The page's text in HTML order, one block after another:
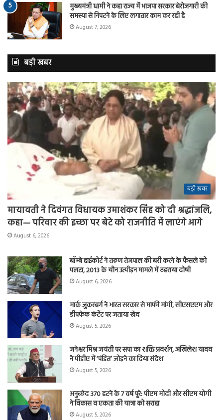
मुख्यमंत्री धामी ने कहा राज्य में भाजपा सरकार बेरोजगारी की
समस्या से निपटने के लिए लगातार काम कर रही है
August 7, 2026
बड़ी खबर
बड़ी खबर
मायावती ने दिवंगत विधायक उमाशंकर सिंह को दी श्रद्धांजलि,
कहा— परिवार की इच्छा पर बेटे को राजनीति में लाएंगे आगे
August 6, 2026
बॉम्बे हाईकोर्ट ने तरुण तेजपाल की बरी करने के फैसले को
पलटा, 2013 के यौन उत्पीड़न मामले में ठहराया दोषी
August 6, 2026
मार्क जुकरबर्ग ने भारत सरकार से माफी मांगी, सीएसएएम और
डीपफेक कंटेंट पर जताया खेद
August 5, 2026
जनेश्वर मिश्र जयंती पर सपा का शक्ति प्रदर्शन, अखिलेश यादव
ने पीडीए में ‘पंडित’ जोड़ने का दिया संदेश
August 5, 2026
अनुच्छेद 370 हटने के 7 वर्ष पूरे: पीएम मोदी और सीएम योगी
ने विकास व एकता की यात्रा को सराहा
August 5, 2026